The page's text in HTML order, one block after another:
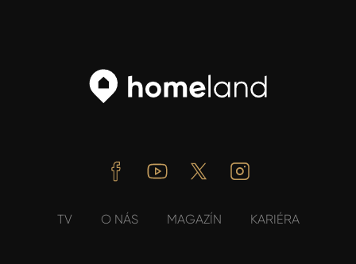
FacebookYoutube Twitter
TV O NÁS MAGAZÍN KARIÉRA